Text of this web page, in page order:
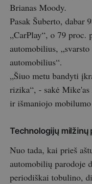
Brianas Moody.
Pasak Šuberto, dabar
„CarPlay“, o 79
automobilius,
automobilius“.
„Šiuo metu bandyti
rizika“, - sakė
ir išmaniojo
Technologijų milžinų
Nuo tada, kai prieš
automobilių parodoje
periodiškai tobulino,